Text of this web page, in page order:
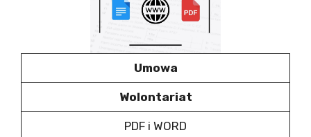
Umowa
Wolontariat
PDF i WORD